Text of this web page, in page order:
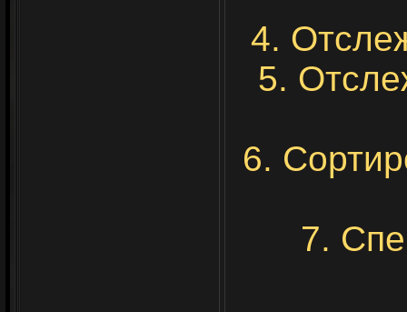
4.
5.
6.
7.